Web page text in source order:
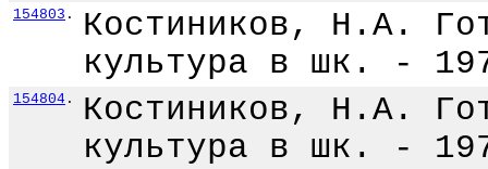
154803 .
Костиников, Н.А.
культура в шк. -
154804 .
Костиников, Н.А.
культура в шк. -